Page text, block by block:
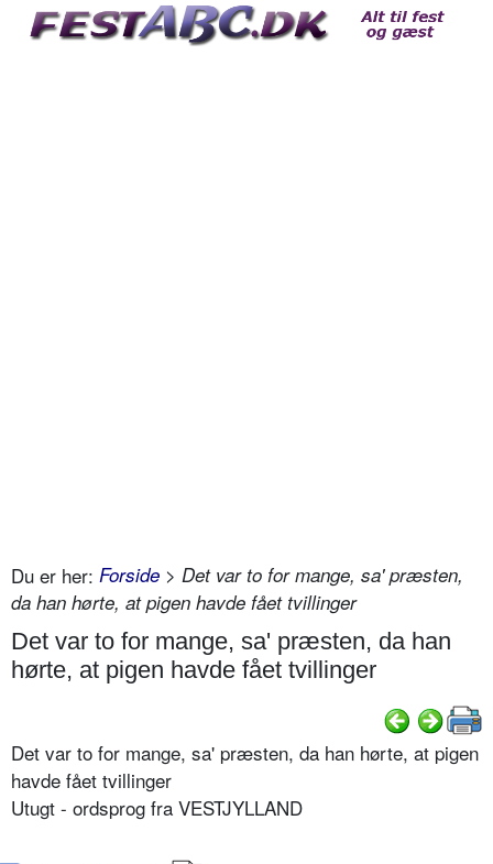
Du er her: Forside > Det var to for mange, sa' præsten,
da han hørte, at pigen havde fået tvillinger
Det var to for mange, sa' præsten, da han
hørte, at pigen havde fået tvillinger
Det var to for mange, sa' præsten, da han hørte, at pigen
havde fået tvillinger
Utugt - ordsprog fra VESTJYLLAND